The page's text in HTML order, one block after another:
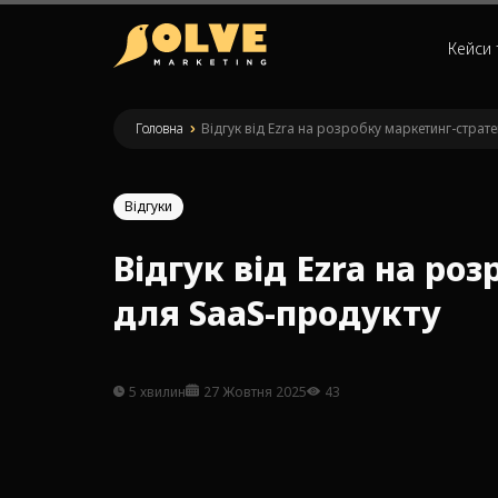
Кейси
Головна » Відгук від Ezra на розробку маркетинг-
Відгуки
Відгук від Ezra на
для SaaS-продукту
5 хвилин 27 Жовтня 2025 43